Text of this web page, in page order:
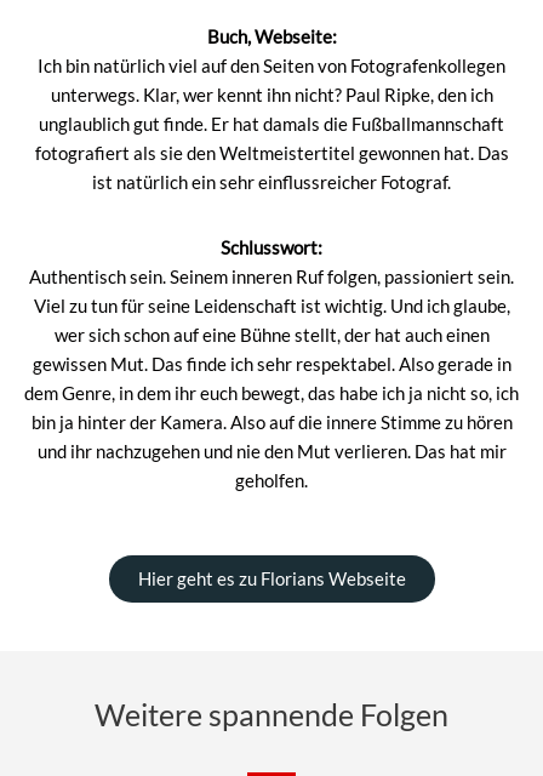
Buch, Webseite:
Ich bin natürlich viel auf den Seiten von Fotografenkollegen
unterwegs. Klar, wer kennt ihn nicht? Paul Ripke, den ich
unglaublich gut finde. Er hat damals die Fußballmannschaft
fotografiert als sie den Weltmeistertitel gewonnen hat. Das
ist natürlich ein sehr einflussreicher Fotograf.
Schlusswort:
Authentisch sein. Seinem inneren Ruf folgen, passioniert sein.
Viel zu tun für seine Leidenschaft ist wichtig. Und ich glaube,
wer sich schon auf eine Bühne stellt, der hat auch einen
gewissen Mut. Das finde ich sehr respektabel. Also gerade in
dem Genre, in dem ihr euch bewegt, das habe ich ja nicht so, ich
bin ja hinter der Kamera. Also auf die innere Stimme zu hören
und ihr nachzugehen und nie den Mut verlieren. Das hat mir
geholfen.
Hier geht es zu Florians Webseite
Weitere spannende Folgen